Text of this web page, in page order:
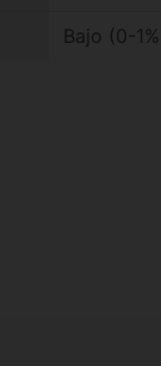
Bajo (0-